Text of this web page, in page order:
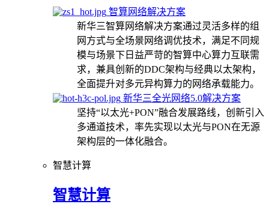
智算网络解决方案
新华三智算网络解决方案通过灵活多样的组
网方式与全场景网络调优技术，满足不同规
模与场景下日益严苛的智算中心算力互联需
求，兼具创新的DDC架构与经典以太架构，
全面提升对多元异构算力的网络承载能力。
新华三全光网络5.0解决方案
坚持“以太光+PON”融合发展路线，创新引入
多通道技术，率先实现以太光与PON在无源
架构层的一体化融合。
智慧计算
智慧计算